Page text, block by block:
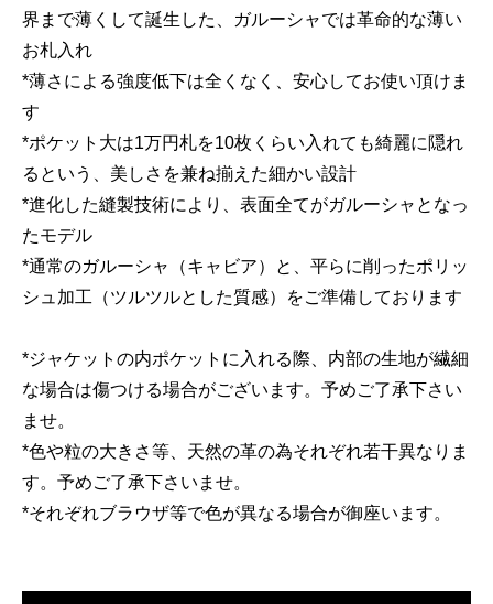
界まで薄くして誕生した、ガルーシャでは革命的な薄い
お札入れ
*薄さによる強度低下は全くなく、安心してお使い頂けま
す
*ポケット大は1万円札を10枚くらい入れても綺麗に隠れ
るという、美しさを兼ね揃えた細かい設計
*進化した縫製技術により、表面全てがガルーシャとなっ
たモデル
*通常のガルーシャ（キャビア）と、平らに削ったポリッ
シュ加工（ツルツルとした質感）をご準備しております
*ジャケットの内ポケットに入れる際、内部の生地が繊細
な場合は傷つける場合がございます。予めご了承下さい
ませ。
*色や粒の大きさ等、天然の革の為それぞれ若干異なりま
す。予めご了承下さいませ。
*それぞれブラウザ等で色が異なる場合が御座います。